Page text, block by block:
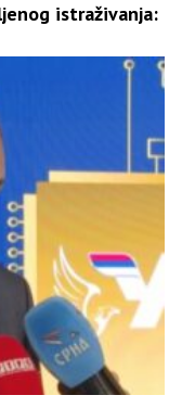
istraživanja: